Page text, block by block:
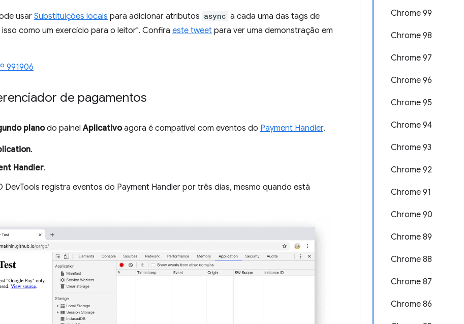
Chrome 99
Chrome 98
Chrome 97
Chrome 96
Chrome 95
Chrome 94
Chrome 93
Chrome 92
Chrome 91
Chrome 90
Chrome 89
Chrome 88
Chrome 87
Chrome 86
usar Substituições locais para adicionar atributos async a cada uma das tags de
como um exercício para o leitor". Confira este tweet para ver uma demonstração em
991906
de pagamentos
planodo painelAplicativoagora é compatível com eventos do Payment Handler.
.
Handler.
DevTools registra eventos do Payment Handler por três dias, mesmo quando está